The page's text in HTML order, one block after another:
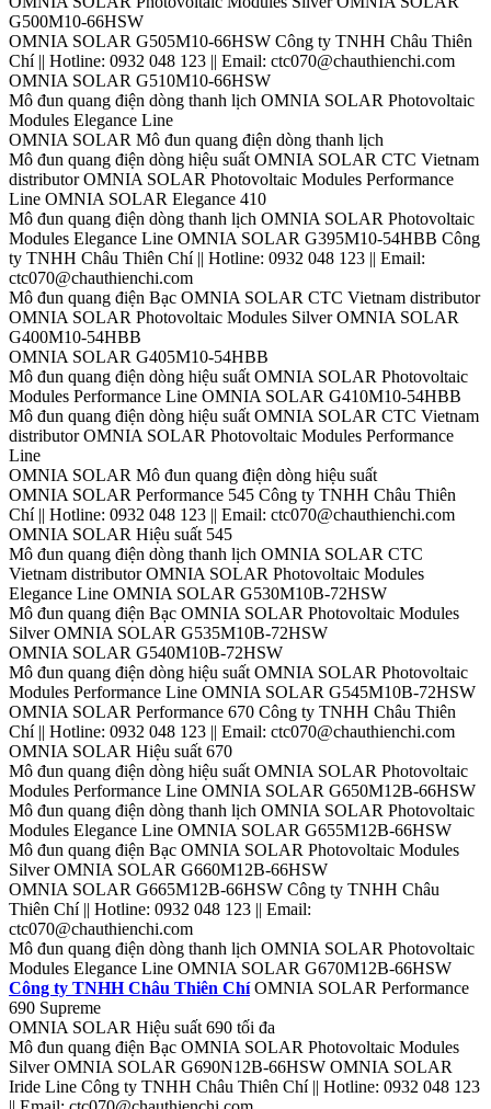
G500M10-66HSW
OMNIA SOLAR G505M10-66HSW Công ty TNHH Châu Thiên
Chí || Hotline: 0932 048 123 || Email: ctc070@chauthienchi.com
OMNIA SOLAR G510M10-66HSW
Mô đun quang điện dòng thanh lịch OMNIA SOLAR Photovoltaic
Modules Elegance Line
OMNIA SOLAR Mô đun quang điện dòng thanh lịch
Mô đun quang điện dòng hiệu suất OMNIA SOLAR CTC Vietnam
distributor OMNIA SOLAR Photovoltaic Modules Performance
Line OMNIA SOLAR Elegance 410
Mô đun quang điện dòng thanh lịch OMNIA SOLAR Photovoltaic
Modules Elegance Line OMNIA SOLAR G395M10-54HBB Công
ty TNHH Châu Thiên Chí || Hotline: 0932 048 123 || Email:
ctc070@chauthienchi.com
Mô đun quang điện Bạc OMNIA SOLAR CTC Vietnam distributor
OMNIA SOLAR Photovoltaic Modules Silver OMNIA SOLAR
G400M10-54HBB
OMNIA SOLAR G405M10-54HBB
Mô đun quang điện dòng hiệu suất OMNIA SOLAR Photovoltaic
Modules Performance Line OMNIA SOLAR G410M10-54HBB
Mô đun quang điện dòng hiệu suất OMNIA SOLAR CTC Vietnam
distributor OMNIA SOLAR Photovoltaic Modules Performance
Line
OMNIA SOLAR Mô đun quang điện dòng hiệu suất
OMNIA SOLAR Performance 545 Công ty TNHH Châu Thiên
Chí || Hotline: 0932 048 123 || Email: ctc070@chauthienchi.com
OMNIA SOLAR Hiệu suất 545
Mô đun quang điện dòng thanh lịch OMNIA SOLAR CTC
Vietnam distributor OMNIA SOLAR Photovoltaic Modules
Elegance Line OMNIA SOLAR G530M10B-72HSW
Mô đun quang điện Bạc OMNIA SOLAR Photovoltaic Modules
Silver OMNIA SOLAR G535M10B-72HSW
OMNIA SOLAR G540M10B-72HSW
Mô đun quang điện dòng hiệu suất OMNIA SOLAR Photovoltaic
Modules Performance Line OMNIA SOLAR G545M10B-72HSW
OMNIA SOLAR Performance 670 Công ty TNHH Châu Thiên
Chí || Hotline: 0932 048 123 || Email: ctc070@chauthienchi.com
OMNIA SOLAR Hiệu suất 670
Mô đun quang điện dòng hiệu suất OMNIA SOLAR Photovoltaic
Modules Performance Line OMNIA SOLAR G650M12B-66HSW
Mô đun quang điện dòng thanh lịch OMNIA SOLAR Photovoltaic
Modules Elegance Line OMNIA SOLAR G655M12B-66HSW
Mô đun quang điện Bạc OMNIA SOLAR Photovoltaic Modules
Silver OMNIA SOLAR G660M12B-66HSW
OMNIA SOLAR G665M12B-66HSW Công ty TNHH Châu
Thiên Chí || Hotline: 0932 048 123 || Email:
ctc070@chauthienchi.com
Mô đun quang điện dòng thanh lịch OMNIA SOLAR Photovoltaic
Modules Elegance Line OMNIA SOLAR G670M12B-66HSW
Công ty TNHH Châu Thiên Chí OMNIA SOLAR Performance
690 Supreme
OMNIA SOLAR Hiệu suất 690 tối đa
Mô đun quang điện Bạc OMNIA SOLAR Photovoltaic Modules
Silver OMNIA SOLAR G690N12B-66HSW OMNIA SOLAR
Iride Line Công ty TNHH Châu Thiên Chí || Hotline: 0932 048 123